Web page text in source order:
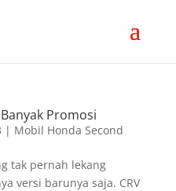
Promosi
| Mobil Honda Second
tak pernah lekang
versi barunya saja. CRV